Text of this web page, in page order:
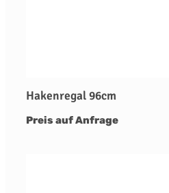
Hakenregal 96cm
Preis auf Anfrage